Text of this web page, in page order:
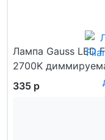
Лампа Gauss LED
2700K
335 р